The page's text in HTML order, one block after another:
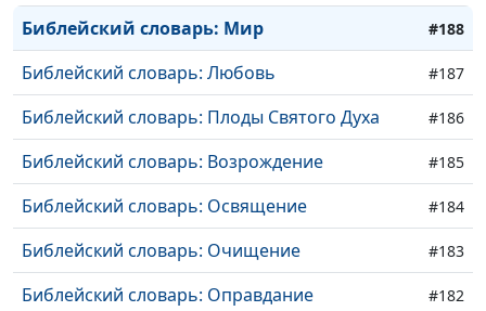
Библейский словарь: Мир #188
Библейский словарь: Любовь #187
Библейский словарь: Плоды Святого Духа #186
Библейский словарь: Возрождение #185
Библейский словарь: Освящение #184
Библейский словарь: Очищение #183
Библейский словарь: Оправдание #182